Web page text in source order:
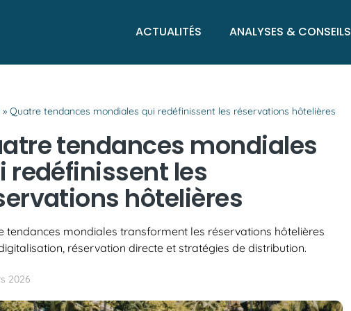
ACTUALITÉS ANALYSES & CONSEILS
»Quatre tendances mondiales qui redéfinissent les réservations hôtelières
tendances mondiales
redéfinissent les
hôtelières
tendances mondiales transforment les réservations hôtelières
réservation directe et stratégies de distribution.
2026